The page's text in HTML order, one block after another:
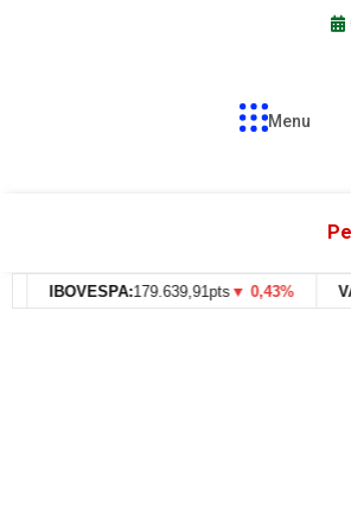
Menu
IBOVESPA:179.639,91pts▼ 0,43%